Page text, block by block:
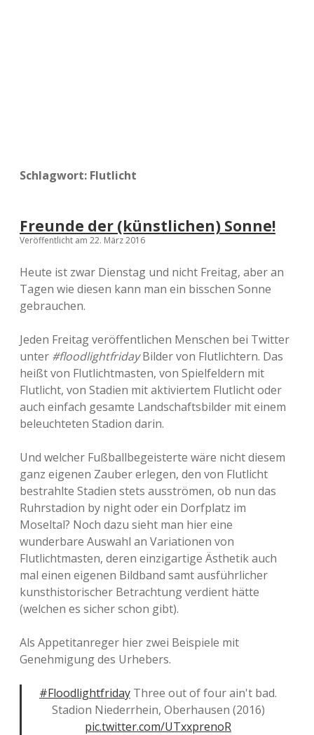
Schlagwort: Flutlicht
Freunde der (künstlichen) Sonne!
Veröffentlicht am 22. März 2016
Heute ist zwar Dienstag und nicht Freitag, aber an
Tagen wie diesen kann man ein bisschen Sonne
gebrauchen.
Jeden Freitag veröffentlichen Menschen bei Twitter
unter #floodlightfridayBilder von Flutlichtern. Das
heißt von Flutlichtmasten, von Spielfeldern mit
Flutlicht, von Stadien mit aktiviertem Flutlicht oder
auch einfach gesamte Landschaftsbilder mit einem
beleuchteten Stadion darin.
Und welcher Fußballbegeisterte wäre nicht diesem
ganz eigenen Zauber erlegen, den von Flutlicht
bestrahlte Stadien stets ausströmen, ob nun das
Ruhrstadion by night oder ein Dorfplatz im
Moseltal? Noch dazu sieht man hier eine
wunderbare Auswahl an Variationen von
Flutlichtmasten, deren einzigartige Ästhetik auch
mal einen eigenen Bildband samt ausführlicher
kunsthistorischer Betrachtung verdient hätte
(welchen es sicher schon gibt).
Als Appetitanreger hier zwei Beispiele mit
Genehmigung des Urhebers.
#Floodlightfriday Three out of four ain't bad.
Stadion Niederrhein, Oberhausen (2016)
pic.twitter.com/UTxxprenoR